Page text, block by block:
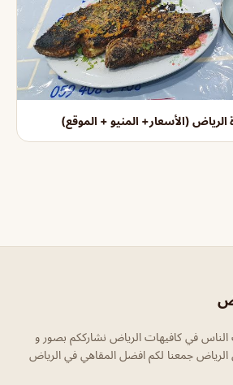
(الأسعار+ المنيو + الموقع)
الناس في كافيهات الرياض نشارككم بصور و
جمعنا لكم افضل المقاهي في الرياض